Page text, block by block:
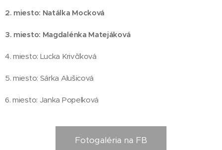
2. miesto: Natálka Mocková
3. miesto: Magdalénka Matejáková
4. miesto: Lucka Krivčíková
5. miesto: Sárka Alušicová
6. miesto: Janka Popelková
Fotogaléria na FB